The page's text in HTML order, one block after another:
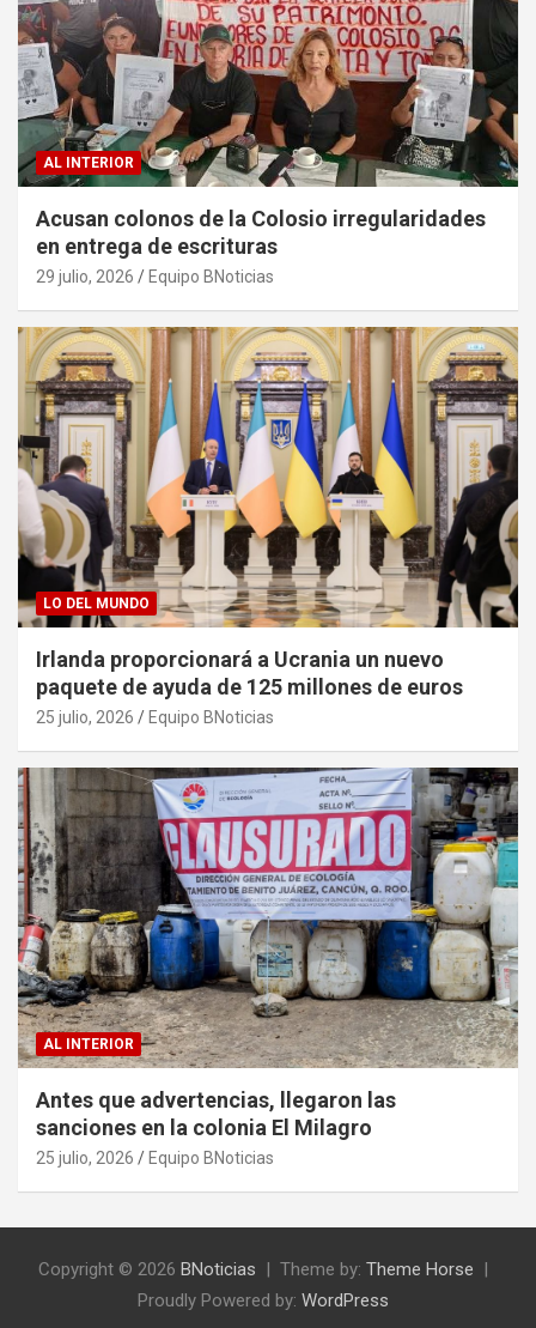
AL INTERIOR
Acusan colonos de la Colosio irregularidades
en entrega de escrituras
29 julio, 2026 Equipo BNoticias
LO DEL MUNDO
Irlanda proporcionará a Ucrania un nuevo
paquete de ayuda de 125 millones de euros
25 julio, 2026 Equipo BNoticias
AL INTERIOR
Antes que advertencias, llegaron las
sanciones en la colonia El Milagro
25 julio, 2026 Equipo BNoticias
Copyright © 2026 BNoticias Theme by: Theme Horse
Proudly Powered by: WordPress